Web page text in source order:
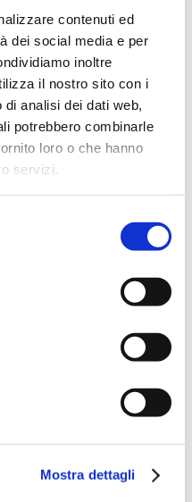
contenuti ed
dei social media e per
inoltre
il nostro sito con i
analisi dei dati web,
potrebbero combinarle
loro o che hanno
servizi.
Mostra dettagli
5 Agosto 2014 di